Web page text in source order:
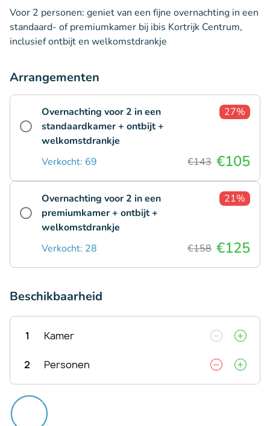
Voor 2 personen: geniet van een fijne overnachting in een
standaard- of premiumkamer bij ibis Kortrijk Centrum,
inclusief ontbijt en welkomstdrankje
Arrangementen
Overnachting voor 2 in een
standaardkamer + ontbijt +
welkomstdrankje
27%
Verkocht: 69 €143 €105
Overnachting voor 2 in een
premiumkamer + ontbijt +
welkomstdrankje
21%
Verkocht: 28 €158 €125
Beschikbaarheid
1 Kamer
2 Personen